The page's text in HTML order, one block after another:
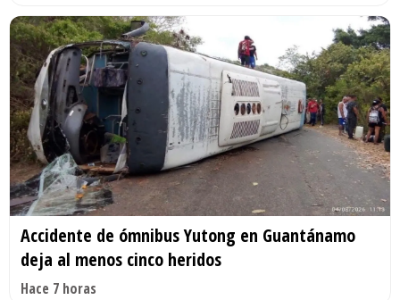
Accidente de ómnibus Yutong en Guantánamo
deja al menos cinco heridos
Hace 7 horas